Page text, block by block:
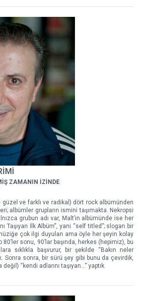
ZAMANIN İZİNDE
güzel ve farklı ve radikal) dört rock albümünden
albümler grupların ismini taşımakta. Nekropsi
grubun adı var, Malt’ın albümünde ise her
Taşıyan İlk Albüm”, yani “self titled”; slogan bir
çok ilgi duyulan ama öyle her şeyin kolay
80’ler sonu, 90’lar başında, herkes (hepimiz), bu
sıklıkla başvurur, bir şekilde “Bakın neler
Sonra sonra, bir sürü şey gibi bunu da çevirdik,
“kendi adlarını taşıyan…” yaptık.